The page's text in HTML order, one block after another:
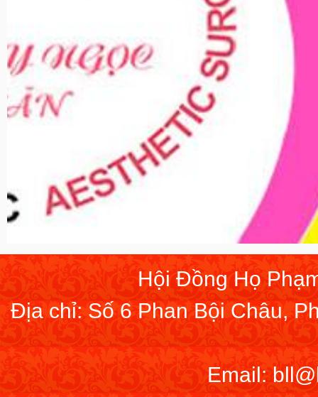
Hội Đồng Họ
Địa chỉ: Số 6 Phan Bội Châu,
Email: